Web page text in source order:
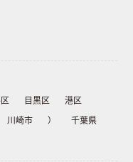
目黒区
港区
川崎市 ）
千葉県